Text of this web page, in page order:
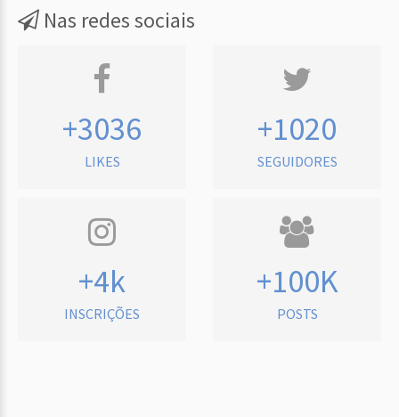
Nas redes sociais
+3036
LIKES
+1020
SEGUIDORES
+4k
INSCRIÇÕES
+100K
POSTS